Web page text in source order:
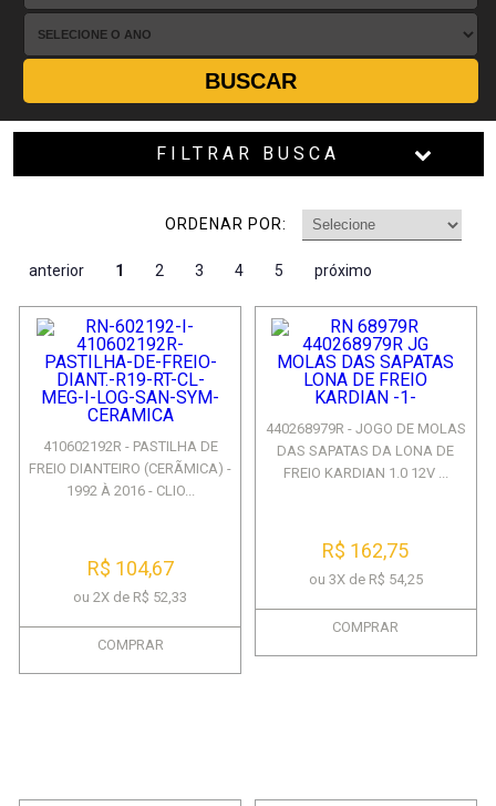
BUSCAR
FILTRAR BUSCA
ORDENAR POR:
anterior 1 2 3 4 5 próximo
410602192R - PASTILHA DE
FREIO DIANTEIRO (CERÃMICA) -
1992 À 2016 - CLIO...
R$ 104,67
ou 2X de R$ 52,33
COMPRAR
440268979R - JOGO DE MOLAS
DAS SAPATAS DA LONA DE
FREIO KARDIAN 1.0 12V ...
R$ 162,75
ou 3X de R$ 54,25
COMPRAR